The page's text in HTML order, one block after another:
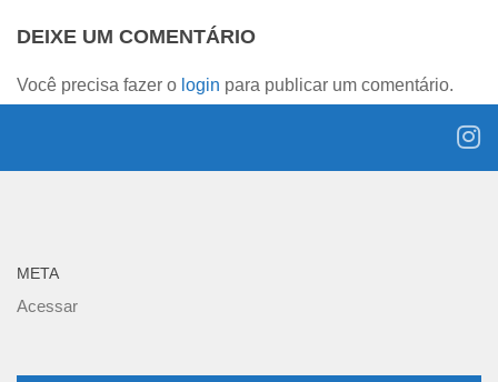
DEIXE UM COMENTÁRIO
Você precisa fazer o login para publicar um comentário.
META
Acessar